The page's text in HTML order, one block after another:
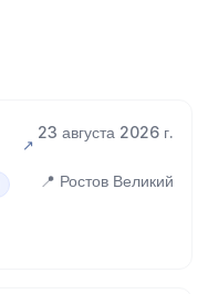
23 августа 2026 г.
📍 Ростов Великий